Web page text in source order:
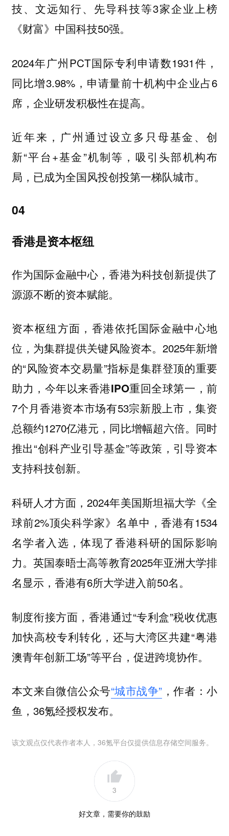
技、文远知行、先导科技等3家企业上榜
《财富》中国科技50强。
2024年广州PCT国际专利申请数1931件，
同比增3.98%，申请量前十机构中企业占6
席，企业研发积极性在提高。
近年来，广州通过设立多只母基金、创
新“平台+基金”机制等，吸引头部机构布
局，已成为全国风投创投第一梯队城市。
04
香港是资本枢纽
作为国际金融中心，香港为科技创新提供了
源源不断的资本赋能。
资本枢纽方面 ，香港依托国际金融中心地
位，为集群提供关键风险资本。2025年新增
的“风险资本交易量”指标是集群登顶的重要
助力， 今年以来香港IPO重回全球第一 ，前
7个月香港资本市场有53宗新股上市，集资
总额约1270亿港元， 同比增幅超六倍。 同时
推出“创科产业引导基金”等政策，引导资本
支持科技创新。
科研人才方面，2024年美国斯坦福大学《全
球前2%顶尖科学家》名单中，香港有1534
名学者入选，体现了香港科研的国际影响
力。英国泰晤士高等教育2025年亚洲大学排
名显示，香港有6所大学进入前50名。
制度衔接方面，香港通过“专利盒”税收优惠
加快高校专利转化，还与大湾区共建“粤港
澳青年创新工场”等平台，促进跨境协作。
本文来自微信公众号“城市战争” ，作者：小
鱼，36氪经授权发布。
该文观点仅代表作者本人，36氪平台仅提供信息存储空间服务。
3
好文章，需要你的鼓励